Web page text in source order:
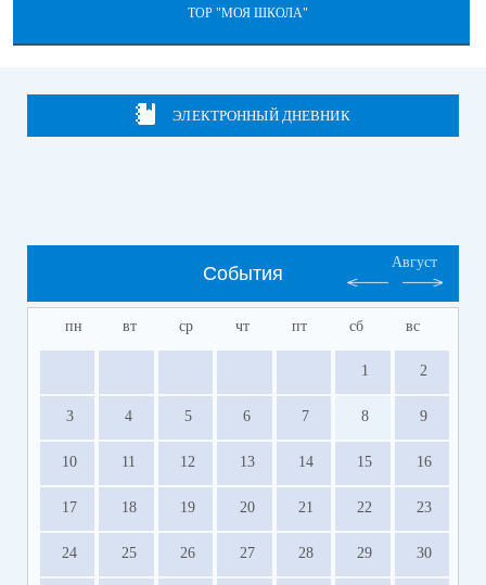
ТОР "МОЯ ШКОЛА"
ЭЛЕКТРОННЫЙ ДНЕВНИК
События
Август
пн вт ср чт пт сб вс
1 2
3 4 5 6 7 8 9
10 11 12 13 14 15 16
17 18 19 20 21 22 23
24 25 26 27 28 29 30